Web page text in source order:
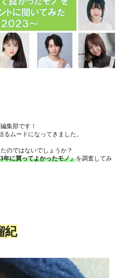
CLOSE
CLOSE
集部です！
ムードになってきました。
のではないでしょうか？
年に買ってよかったモノ」を調査してみ
紀